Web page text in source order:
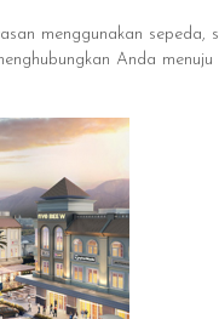
menggunakan sepeda,
Anda